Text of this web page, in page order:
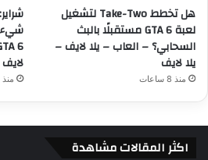
هل تخطط Take-Two لتشغيل
لعبة GTA 6 مستقبلًا بالبث
السحابي؟ – العاب – يلا لايف –
يلا لايف
منذ 8 ساعات
شيء
لايف
منذ 8 ساعات
اكثر المقالات مشاهدة